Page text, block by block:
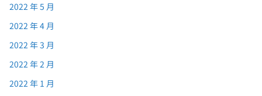
2022 年 5 月
2022 年 4 月
2022 年 3 月
2022 年 2 月
2022 年 1 月